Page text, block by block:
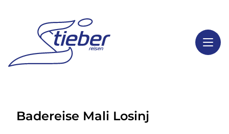
Highlights
Badereise Mali Losinj